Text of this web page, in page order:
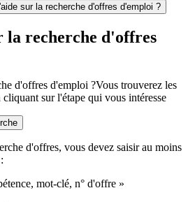
sur la recherche d'offres d'emploi ?
la recherche d'offres
d'offres d'emploi ?Vous trouverez les
sur l'étape qui vous intéresse
d'offres, vous devez saisir au moins
mot-clé, n° d'offre »